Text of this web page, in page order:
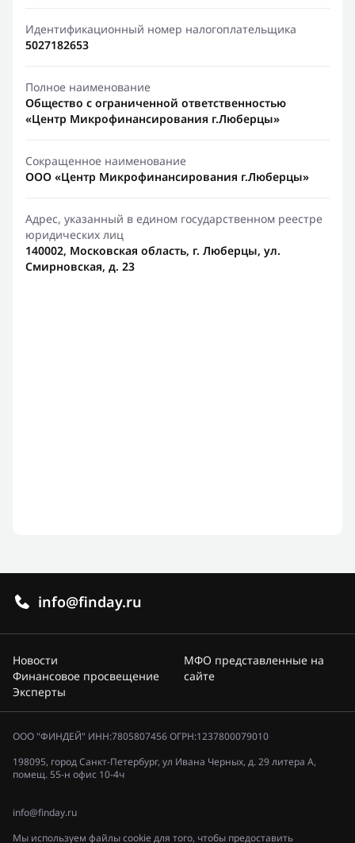
Идентификационный номер налогоплательщика
5027182653
Полное наименование
Общество с ограниченной ответственностью
«Центр Микрофинансирования г.Люберцы»
Сокращенное наименование
ООО «Центр Микрофинансирования г.Люберцы»
Адрес, указанный в едином государственном реестре
юридических лиц
140002, Московская область, г. Люберцы, ул.
Смирновская, д. 23
info@finday.ru
Новости
Финансовое просвещение
Эксперты
МФО представленные на
сайте
ООО "ФИНДЕЙ" ИНН:7805807456 ОГРН:1237800079010
198095, город Санкт-Петербург, ул Ивана Черных, д. 29 литера А,
помещ. 55-н офис 10-4ч
info@finday.ru
Мы используем файлы cookie для того, чтобы предоставить